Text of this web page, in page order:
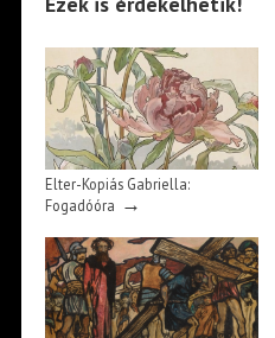
Elter-Kopiás Gabriella:
Fogadóóra →